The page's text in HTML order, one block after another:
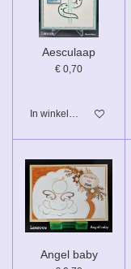
Aesculaap
€ 0,70
In winkelwagen
Angel baby